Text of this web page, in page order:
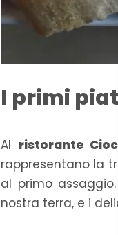
I primi
Al ristorante
rappresentano la
al primo
nostra terra, e i